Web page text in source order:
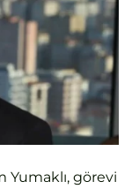
Yumaklı, görevi